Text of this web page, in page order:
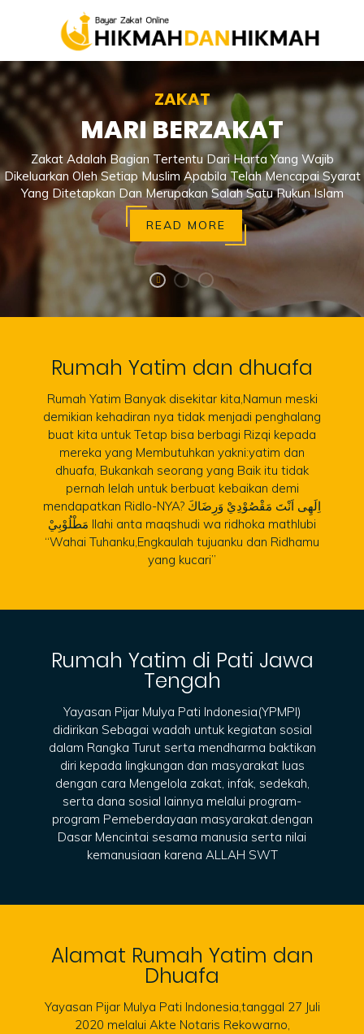
ZAKAT
MARI BERZAKAT
Zakat Adalah Bagian Tertentu Dari Harta Yang Wajib
Dikeluarkan Oleh Setiap Muslim Apabila Telah Mencapai Syarat
Yang Ditetapkan Dan Merupakan Salah Satu Rukun Islam
READ MORE
Infaq dan Sedekah
MARI BERAMAL SHOLEH
Ada Banyak Cara Beramal Sholeh Untuk Memiliki Aset Akhirat,
Salah Satunya Dengan Merawat Anak Yatim Dan Dhuafa.
Apalagi Anak Yatim Yang Kita Rawat Akan Menjadi Orang Yang
Berjuang Dalam Dunia Syiar Islam.
READ MORE
READ MORE
Rumah Yatim dan dhuafa
Rumah Yatim Banyak disekitar kita,Namun meski
demikian kehadiran nya tidak menjadi penghalang
buat kita untuk Tetap bisa berbagi Rizqi kepada
mereka yang Membutuhkan yakni:yatim dan
dhuafa, Bukankah seorang yang Baik itu tidak
pernah lelah untuk berbuat kebaikan demi
mendapatkan Ridlo-NYA? اِلَهِى اَنْتَ مَقْصُوْدِيْ وَرِضَاكَ
مَطْلُوْبِيْ Ilahi anta maqshudi wa ridhoka mathlubi
“Wahai Tuhanku,Engkaulah tujuanku dan Ridhamu
yang kucari”
Rumah Yatim di Pati Jawa
Tengah
Yayasan Pijar Mulya Pati Indonesia(YPMPI)
didirikan Sebagai wadah untuk kegiatan sosial
dalam Rangka Turut serta mendharma baktikan
diri kepada lingkungan dan masyarakat luas
dengan cara Mengelola zakat, infak, sedekah,
serta dana sosial lainnya melalui program-
program Pemeberdayaan masyarakat.dengan
Dasar Mencintai sesama manusia serta nilai
kemanusiaan karena ALLAH SWT
Alamat Rumah Yatim dan
Dhuafa
Yayasan Pijar Mulya Pati Indonesia,tanggal 27 Juli
2020 melalui Akte Notaris Rekowarno,